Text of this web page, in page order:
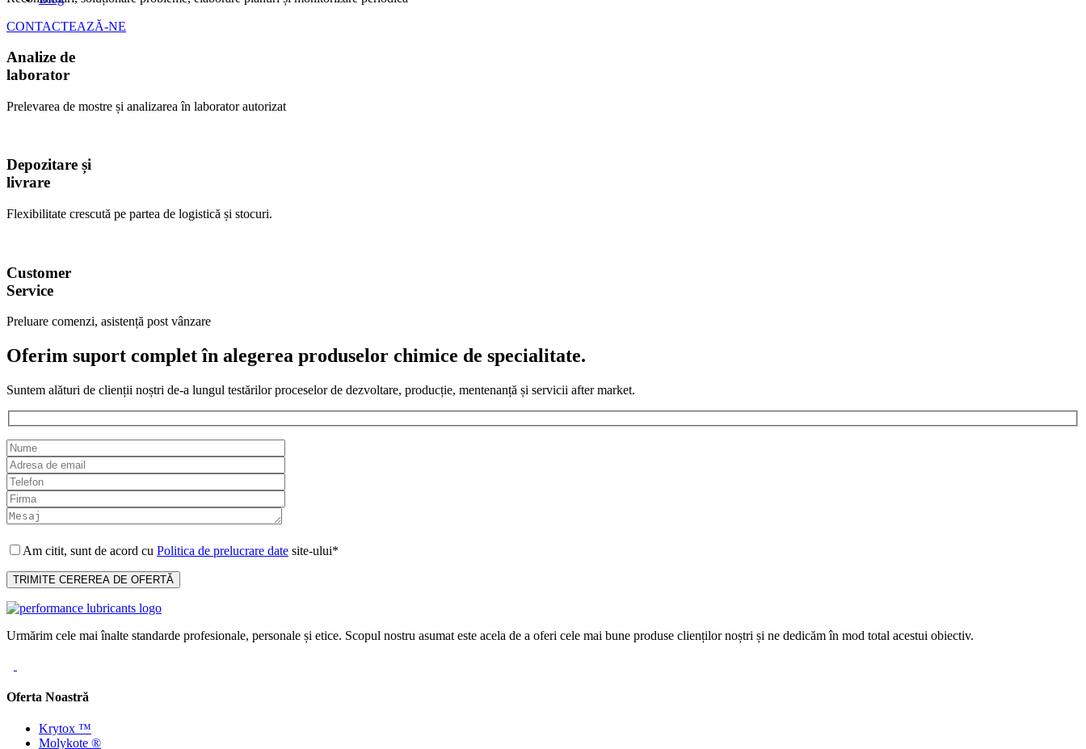
CONTACTEAZĂ-NE
Analize de
laborator
Prelevarea de mostre și analizarea în laborator autorizat
Depozitare și
livrare
Flexibilitate crescută pe partea de logistică și stocuri.
Customer
Service
Preluare comenzi, asistență post vânzare
Oferim suport complet în alegerea produselor chimice de specialitate.
Suntem alături de clienții noștri de-a lungul testărilor proceselor de dezvoltare, producție, mentenanță și servicii after market.
Am citit, sunt de acord cu Politica de prelucrare date site-ului*
Urmărim cele mai înalte standarde profesionale, personale și etice. Scopul nostru asumat este acela de a oferi cele mai bune produse clienților noștri și ne dedicăm în mod total acestui obiectiv.
Oferta Noastră
Krytox ™
Molykote ®